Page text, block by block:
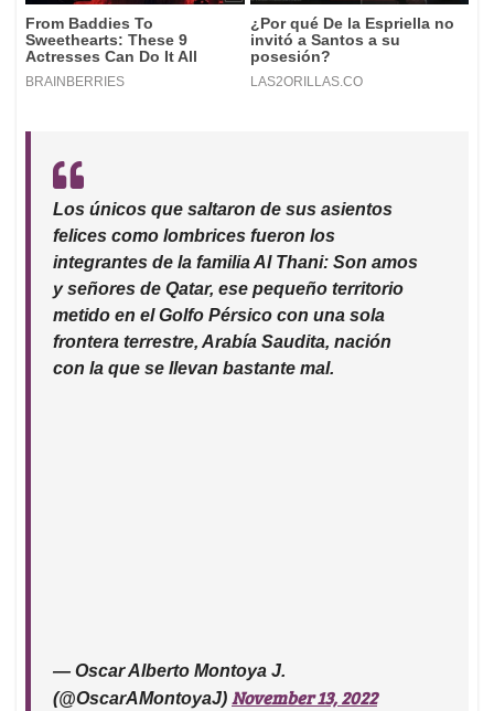
Los únicos que saltaron de sus asientos
felices como lombrices fueron los
integrantes de la familia Al Thani: Son amos
y señores de Qatar, ese pequeño territorio
metido en el Golfo Pérsico con una sola
frontera terrestre, Arabía Saudita, nación
con la que se llevan bastante mal.
— Oscar Alberto Montoya J.
(@OscarAMontoyaJ) November 13, 2022